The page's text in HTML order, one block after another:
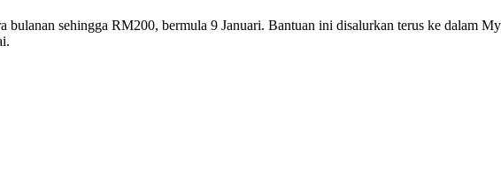
sehingga RM200, bermula 9 Januari. Bantuan ini disalurkan terus ke dalam